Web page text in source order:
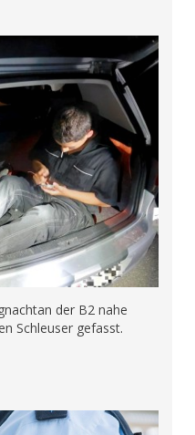
der B2 nahe
Schleuser gefasst.